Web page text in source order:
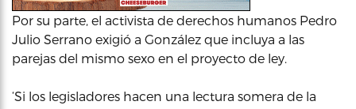
Por su parte, el activista de derechos humanos Pedro
Julio Serrano exigió a González que incluya a las
parejas del mismo sexo en el proyecto de ley.
‘Si los legisladores hacen una lectura somera de la